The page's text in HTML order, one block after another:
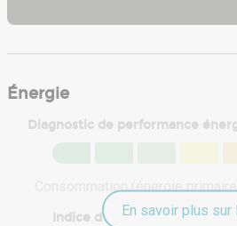
Énergie
Diagnostic de performance
Consommation (énergie
Indice d'émission de gaz à
En savoir plus sur